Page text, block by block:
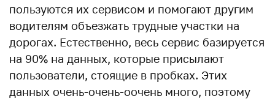
пользуются их сервисом и помогают другим
водителям объезжать трудные участки на
дорогах. Естественно, весь сервис базируется
на 90% на данных, которые присылают
пользователи, стоящие в пробках. Этих
данных очень-очень-оочень много, поэтому